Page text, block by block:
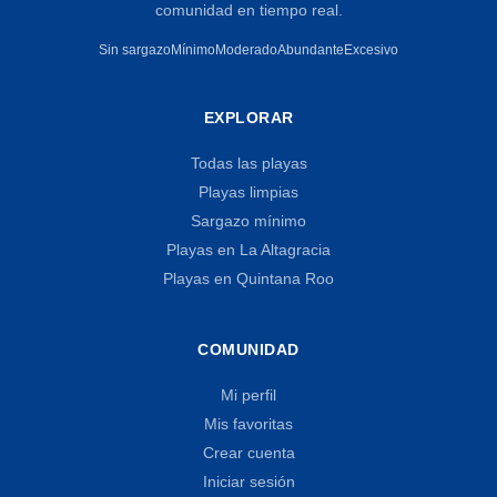
comunidad en tiempo real.
Sin sargazoMínimoModeradoAbundante Excesivo
EXPLORAR
Todas las playas
Playas limpias
Sargazo mínimo
Playas en La Altagracia
Playas en Quintana Roo
COMUNIDAD
Mi perfil
Mis favoritas
Crear cuenta
Iniciar sesión